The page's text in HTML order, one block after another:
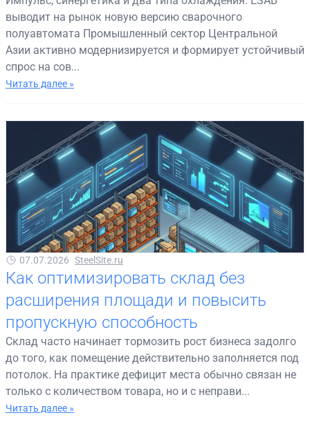
выводит на рынок новую версию сварочного
полуавтомата Промышленный сектор Центральной
Азии активно модернизируется и формирует устойчивый
спрос на сов...
Читать далее »
07.07.2026 SteelSite.ru
Как оптимизировать склад без
расширения площади и повысить
пропускную способность
Склад часто начинает тормозить рост бизнеса задолго
до того, как помещение действительно заполняется под
потолок. На практике дефицит места обычно связан не
только с количеством товара, но и с неправи...
Читать далее »